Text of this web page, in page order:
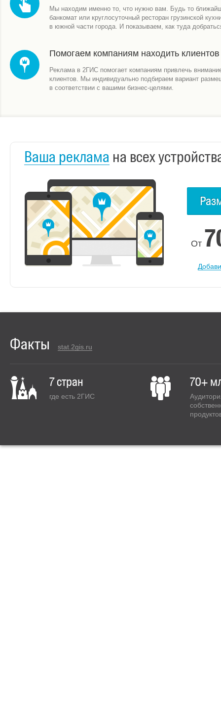
Мы находим именно то, что нужно вам. Будь то
банкомат или круглосуточный ресторан грузинской
в южной части города. И показываем, как туда
Помогаем компаниям находить клиентов
Реклама в 2ГИС помогает компаниям привлечь
клиентов. Мы индивидуально подбираем вариант
в соответствии с вашими бизнес-целями.
Ваша реклама на всех
От
Факты stat.2gis.ru
7 стран
где есть 2ГИС
70+